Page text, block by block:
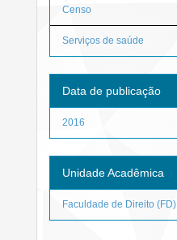
Censo
Serviços de saúde
Data de publicação
2016
Unidade Acadêmica
Faculdade de Direito (FD)